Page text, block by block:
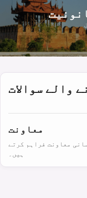
والے سوالات
معاونت
ہم 24/7، کثیر لسانی معاونت فراہم کرتے
ہیں۔